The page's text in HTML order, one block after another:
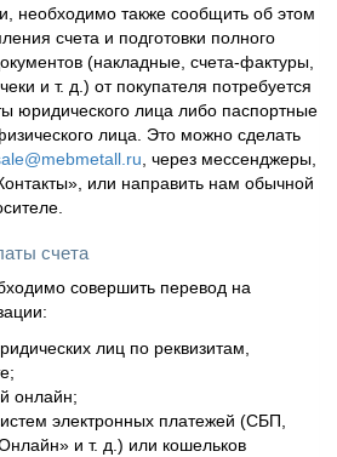
необходимо также сообщить об этом
счета и подготовки полного
(накладные, счета-фактуры,
и т. д.) от покупателя потребуется
юридического лица либо паспортные
лица. Это можно сделать
, через мессенджеры,
или направить нам обычной
счета
совершить перевод на
лиц по реквизитам,
онлайн;
электронных платежей (СБП,
и т. д.) или кошельков